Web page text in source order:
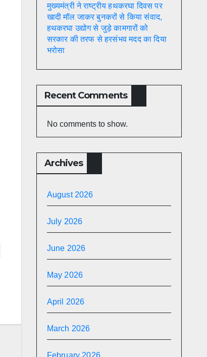
मुख्यमंत्री ने राष्ट्रीय हथकरघा दिवस पर
खादी मॉल जाकर बुनकरों से किया संवाद,
हथकरघा उद्योग से जुड़े कामगारों को
सरकार की तरफ से हरसंभव मदद का दिया
भरोसा
Recent Comments
No comments to show.
Archives
August 2026
July 2026
June 2026
May 2026
April 2026
March 2026
February 2026